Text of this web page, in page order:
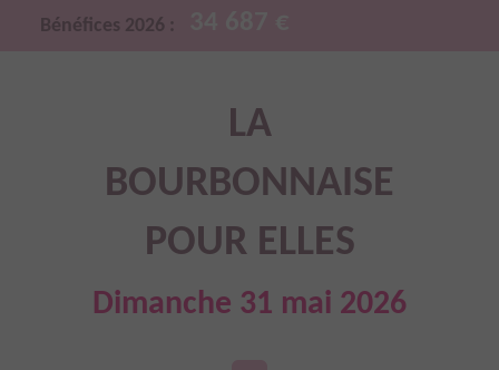
Bénéfices 2026 :
LA
BOURBONNAISE
POUR ELLES
Dimanche 31 mai 2026